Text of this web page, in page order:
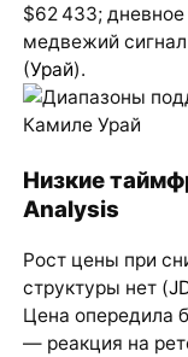
$62 433;
медвежий
(Урай).
Низкие
Analysis
Рост цены при
структуры нет (
Цена опередила
— реакция на